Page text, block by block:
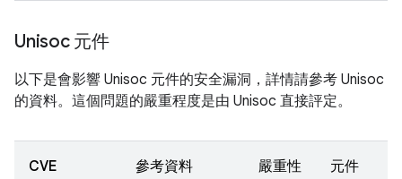
Unisoc 元件
以下是會影響 Unisoc 元件的安全漏洞，詳情請參考 Unisoc
的資料。這個問題的嚴重程度是由 Unisoc 直接評定。
CVE 參考資料 嚴重性 元件